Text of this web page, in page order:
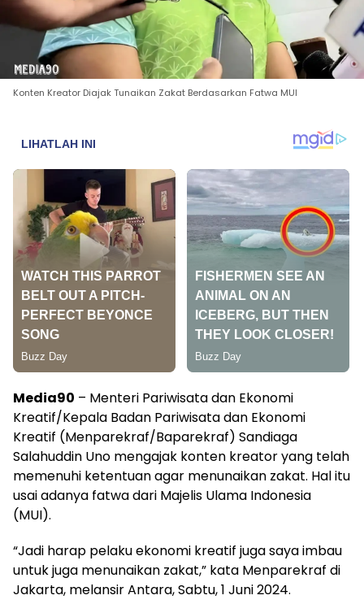
Konten Kreator Diajak Tunaikan Zakat Berdasarkan Fatwa MUI
Media90 – Menteri Pariwisata dan Ekonomi
Kreatif/Kepala Badan Pariwisata dan Ekonomi
Kreatif (Menparekraf/Baparekraf) Sandiaga
Salahuddin Uno mengajak konten kreator yang telah
memenuhi ketentuan agar menunaikan zakat. Hal itu
usai adanya fatwa dari Majelis Ulama Indonesia
(MUI).
“Jadi harap pelaku ekonomi kreatif juga saya imbau
untuk juga menunaikan zakat,” kata Menparekraf di
Jakarta, melansir Antara, Sabtu, 1 Juni 2024.